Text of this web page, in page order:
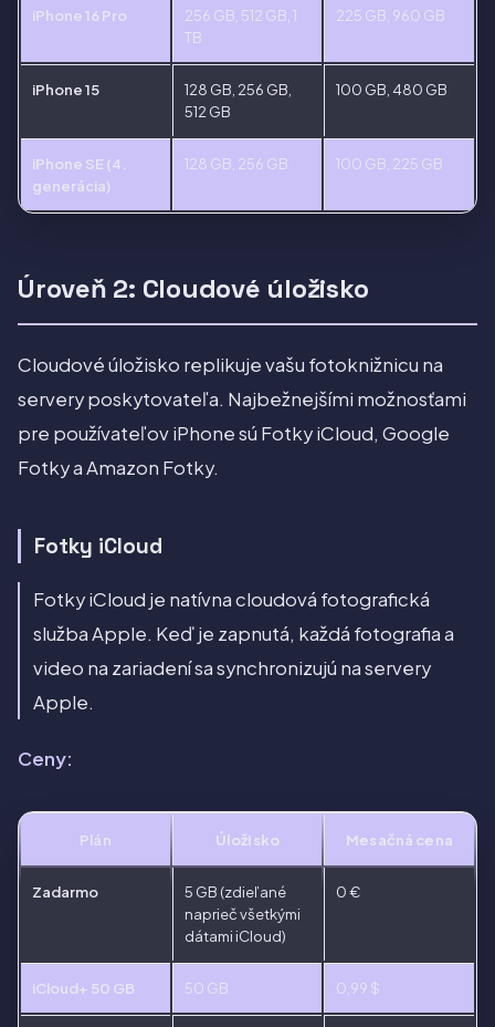
iPhone 16 Pro
256 GB, 512 GB, 1
TB
225 GB, 960 GB
iPhone 15
128 GB, 256 GB,
512 GB
100 GB, 480 GB
iPhone SE (4.
generácia)
128 GB, 256 GB 100 GB, 225 GB
Úroveň 2: Cloudové úložisko
Cloudové úložisko replikuje vašu fotoknižnicu na
servery poskytovateľa. Najbežnejšími možnosťami
pre používateľov iPhone sú Fotky iCloud, Google
Fotky a Amazon Fotky.
Fotky iCloud
Fotky iCloud je natívna cloudová fotografická
služba Apple. Keď je zapnutá, každá fotografia a
video na zariadení sa synchronizujú na servery
Apple.
Ceny:
Plán Úložisko Mesačná cena
Zadarmo
5 GB (zdieľané
naprieč všetkými
dátami iCloud)
0 €
iCloud+ 50 GB 50 GB 0,99 $